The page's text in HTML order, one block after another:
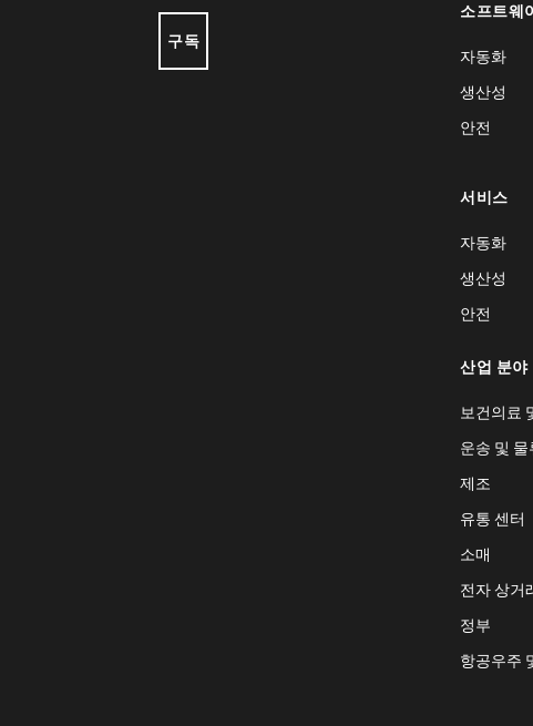
구독
소프트웨
자동화
생산성
안전
서비스
자동화
생산성
안전
산업 분야
보건의료
운송 및 물
제조
유통 센터
소매
전자 상거
정부
항공우주